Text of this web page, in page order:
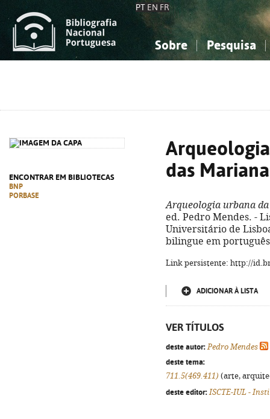
PT EN FR
Sobre Pesquisa
ENCONTRAR EM BIBLIOTECAS
BNP
PORBASE
das
Arqueologia urbana
ed. Pedro Mendes. -
Universitário de
bilingue em português
Link persistente: http://
ADICIONAR À LISTA
VER TÍTULOS
deste autor: Pedro Mendes
deste tema:
711.5(469.411) (arte,
deste editor: ISCTE-IUL -